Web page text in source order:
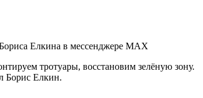
Елкина в мессенджере MAX
тротуары, восстановим зелёную зону.
Борис Елкин.